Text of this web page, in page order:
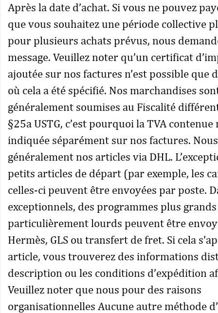
Après la date d’achat. Si vous ne pouvez
que vous souhaitez une période collective
pour plusieurs achats prévus, nous
message. Veuillez noter qu’un certificat
ajoutée sur nos factures n’est possible que
où cela a été spécifié. Nos marchandises
généralement soumises au Fiscalité
§25a USTG, c’est pourquoi la TVA contenue
indiquée séparément sur nos factures.
généralement nos articles via DHL.
petits articles de départ (par exemple, les
celles-ci peuvent être envoyées par poste.
exceptionnels, des programmes plus
particulièrement lourds peuvent être
Hermès, GLS ou transfert de fret. Si cela
article, vous trouverez des informations
description ou les conditions d’expédition
Veuillez noter que nous pour des raisons
organisationnelles Aucune autre méthode